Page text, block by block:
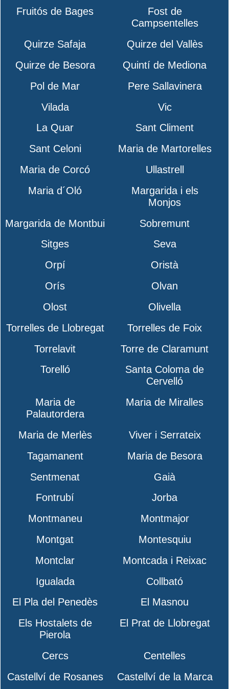
Fruitós de Bages
Fost de
Campsentelles
Quirze Safaja
Quirze del Vallès
Quirze de Besora
Quintí de Mediona
Pol de Mar
Pere Sallavinera
Vilada
Vic
La Quar
Sant Climent
Sant Celoni
Maria de Martorelles
Maria de Corcó
Ullastrell
Maria d´Oló
Margarida i els
Monjos
Margarida de Montbui
Sobremunt
Sitges
Seva
Orpí
Oristà
Orís
Olvan
Olost
Olivella
Torrelles de Llobregat
Torrelles de Foix
Torrelavit
Torre de Claramunt
Torelló
Santa Coloma de
Cervelló
Maria de
Palautordera
Maria de Miralles
Maria de Merlès
Viver i Serrateix
Tagamanent
Maria de Besora
Sentmenat
Gaià
Fontrubí
Jorba
Montmaneu
Montmajor
Montgat
Montesquiu
Montclar
Montcada i Reixac
Igualada
Collbató
El Pla del Penedès
El Masnou
Els Hostalets de
Pierola
El Prat de Llobregat
Cercs
Centelles
Castellví de Rosanes
Castellví de la Marca